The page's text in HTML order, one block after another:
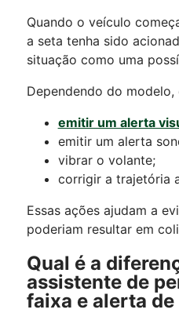
Quando o veículo
a seta tenha sido
situação como uma
Dependendo do modelo,
emitir um alerta
emitir um alerta
vibrar o volante;
corrigir a trajetória
Essas ações ajudam a
poderiam resultar em
Qual é a
assistente de
faixa e alerta